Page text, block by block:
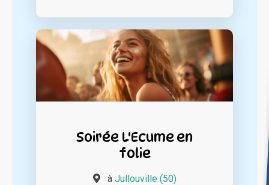
Soirée L'Ecume en
folie
à Jullouville (50)